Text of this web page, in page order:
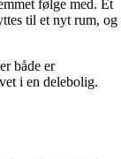
følge med. Et
til et nyt rum, og
både er
i en delebolig.